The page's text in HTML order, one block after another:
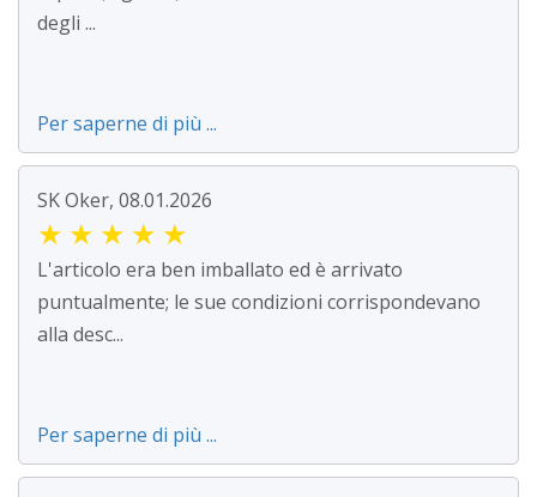
degli ...
Per saperne di più ...
SK Oker, 08.01.2026
★ ★ ★ ★ ★
L'articolo era ben imballato ed è arrivato
puntualmente; le sue condizioni corrispondevano
alla desc...
Per saperne di più ...